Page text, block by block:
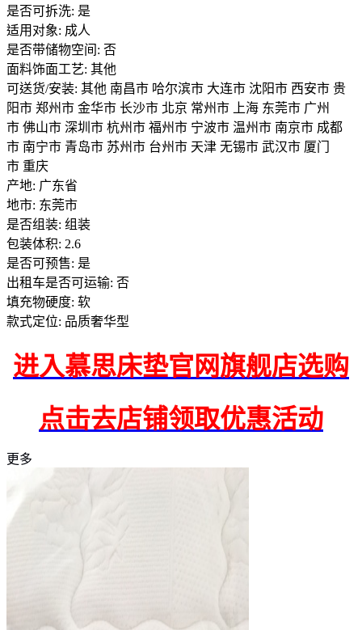
是否可拆洗: 是
适用对象: 成人
是否带储物空间: 否
面料饰面工艺: 其他
可送货/安装: 其他 南昌市 哈尔滨市 大连市 沈阳市 西安市 贵
阳市 郑州市 金华市 长沙市 北京 常州市 上海 东莞市 广州
市 佛山市 深圳市 杭州市 福州市 宁波市 温州市 南京市 成都
市 南宁市 青岛市 苏州市 台州市 天津 无锡市 武汉市 厦门
市 重庆
产地: 广东省
地市: 东莞市
是否组装: 组装
包装体积: 2.6
是否可预售: 是
出租车是否可运输: 否
填充物硬度: 软
款式定位: 品质奢华型
进入慕思床垫官网旗舰店选购
点击去店铺领取优惠活动
更多